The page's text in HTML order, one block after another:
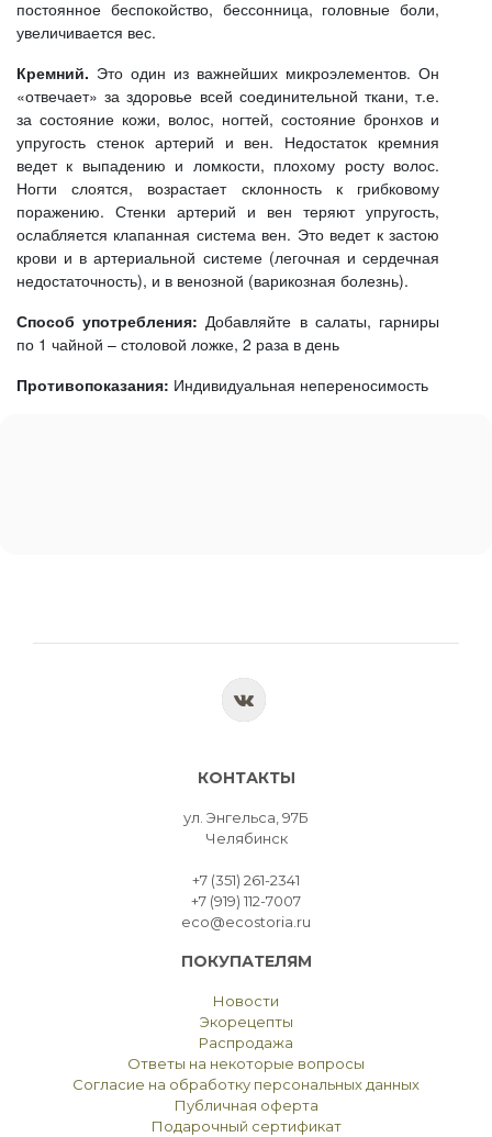
постоянное беспокойство, бессонница, головные боли,
увеличивается вес.
Кремний. Это один из важнейших микроэлементов. Он
«отвечает» за здоровье всей соединительной ткани, т.е.
за состояние кожи, волос, ногтей, состояние бронхов и
упругость стенок артерий и вен. Недостаток кремния
ведет к выпадению и ломкости, плохому росту волос.
Ногти слоятся, возрастает склонность к грибковому
поражению. Стенки артерий и вен теряют упругость,
ослабляется клапанная система вен. Это ведет к застою
крови и в артериальной системе (легочная и сердечная
недостаточность), и в венозной (варикозная болезнь).
Способ употребления: Добавляйте в салаты, гарниры
по 1 чайной – столовой ложке, 2 раза в день
Противопоказания: Индивидуальная непереносимость
КОНТАКТЫ
ул. Энгельса, 97Б
Челябинск
+7 (351) 261-2341
+7 (919) 112-7007
eco@ecostoria.ru
ПОКУПАТЕЛЯМ
Новости
Экорецепты
Распродажа
Ответы на некоторые вопросы
Согласие на обработку персональных данных
Публичная оферта
Подарочный сертификат